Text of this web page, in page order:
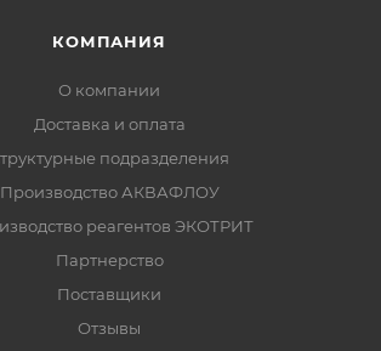
КОМПАНИЯ
О компании
Доставка и оплата
подразделения
Производство АКВАФЛОУ
реагентов ЭКОТРИТ
Партнерство
Поставщики
Отзывы